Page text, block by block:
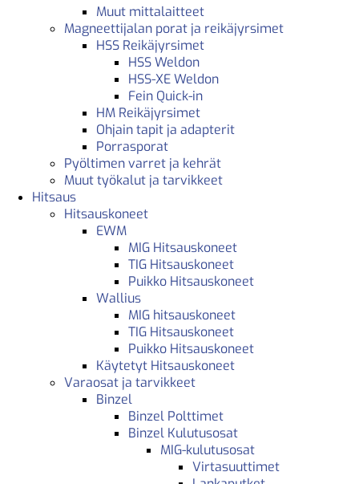
Muut mittalaitteet
Magneettijalan porat ja reikäjyrsimet
HSS Reikäjyrsimet
HSS Weldon
HSS-XE Weldon
Fein Quick-in
HM Reikäjyrsimet
Ohjain tapit ja adapterit
Porrasporat
Pyöltimen varret ja kehrät
Muut työkalut ja tarvikkeet
Hitsaus
Hitsauskoneet
EWM
MIG Hitsauskoneet
TIG Hitsauskoneet
Puikko Hitsauskoneet
Wallius
MIG hitsauskoneet
TIG Hitsauskoneet
Puikko Hitsauskoneet
Käytetyt Hitsauskoneet
Varaosat ja tarvikkeet
Binzel
Binzel Polttimet
Binzel Kulutusosat
MIG-kulutusosat
Virtasuuttimet